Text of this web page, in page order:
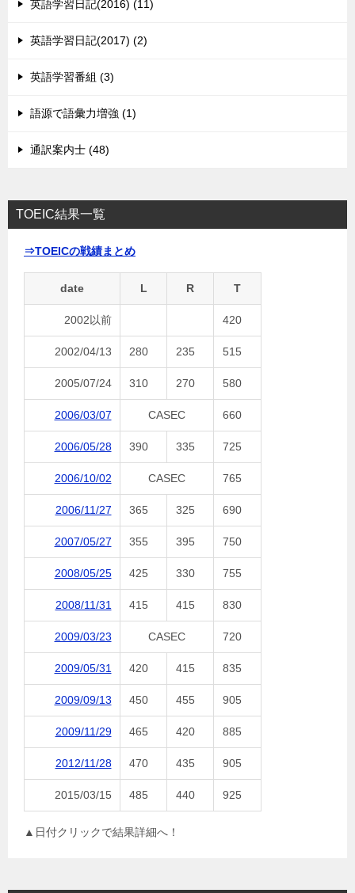
英語学習日記(2016) (11)
英語学習日記(2017) (2)
英語学習番組 (3)
語源で語彙力増強 (1)
通訳案内士 (48)
TOEIC結果一覧
⇒TOEICの戦績まとめ
date L R T
2002以前 420
2002/04/13 280 235 515
2005/07/24 310 270 580
2006/03/07 CASEC 660
2006/05/28 390 335 725
2006/10/02 CASEC 765
2006/11/27 365 325 690
2007/05/27 355 395 750
2008/05/25 425 330 755
2008/11/31 415 415 830
2009/03/23 CASEC 720
2009/05/31 420 415 835
2009/09/13 450 455 905
2009/11/29 465 420 885
2012/11/28 470 435 905
2015/03/15 485 440 925
▲日付クリックで結果詳細へ！